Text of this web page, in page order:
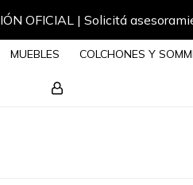
OFICIAL | Solicitá
MUEBLES COLCHONES Y